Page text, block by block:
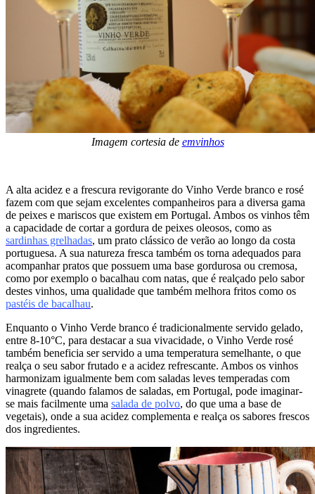
Imagem cortesia de emvinhos
A alta acidez e a frescura revigorante do Vinho Verde branco e rosé
fazem com que sejam excelentes companheiros para a diversa gama
de peixes e mariscos que existem em Portugal. Ambos os vinhos têm
a capacidade de cortar a gordura de peixes oleosos, como as
sardinhas grelhadas, um prato clássico de verão ao longo da costa
portuguesa. A sua natureza fresca também os torna adequados para
acompanhar pratos que possuem uma base gordurosa ou cremosa,
como por exemplo o bacalhau com natas, que é realçado pelo sabor
destes vinhos, uma qualidade que também melhora fritos como os
pastéis de bacalhau.
Enquanto o Vinho Verde branco é tradicionalmente servido gelado,
entre 8-10°C, para destacar a sua vivacidade, o Vinho Verde rosé
também beneficia ser servido a uma temperatura semelhante, o que
realça o seu sabor frutado e a acidez refrescante. Ambos os vinhos
harmonizam igualmente bem com saladas leves temperadas com
vinagrete (quando falamos de saladas, em Portugal, pode imaginar-
se mais facilmente uma salada de polvo, do que uma a base de
vegetais), onde a sua acidez complementa e realça os sabores frescos
dos ingredientes.